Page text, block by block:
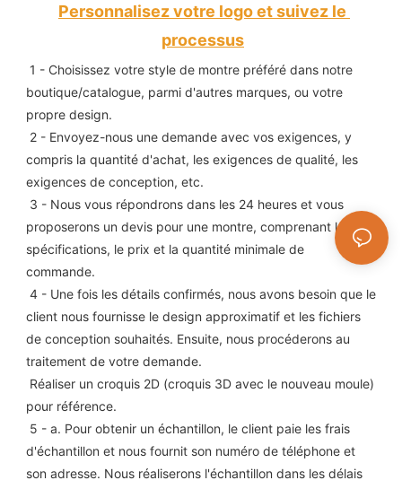
Personnalisez votre logo et suivez le
processus
1 - Choisissez votre style de montre préféré dans notre
boutique/catalogue, parmi d'autres marques, ou votre
propre design.
compris la quantité d'achat, les exigences de qualité, les
exigences de conception, etc.
proposerons un devis pour une montre, comprenant les
spécifications, le prix et la quantité minimale de
commande.
client nous fournisse le design approximatif et les fichiers
de conception souhaités. Ensuite, nous procéderons au
traitement de votre demande.
pour référence.
d'échantillon et nous fournit son numéro de téléphone et
son adresse. Nous réaliserons l'échantillon dans les délais